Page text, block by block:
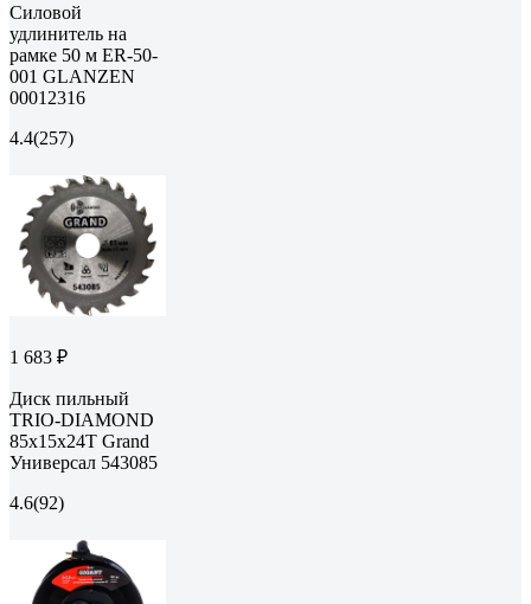
Силовой
удлинитель на
рамке 50 м ER-50-
001 GLANZEN
00012316
4.4(257)
1 683 ₽
Диск пильный
TRIO-DIAMOND
85x15x24T Grand
Универсал 543085
4.6(92)